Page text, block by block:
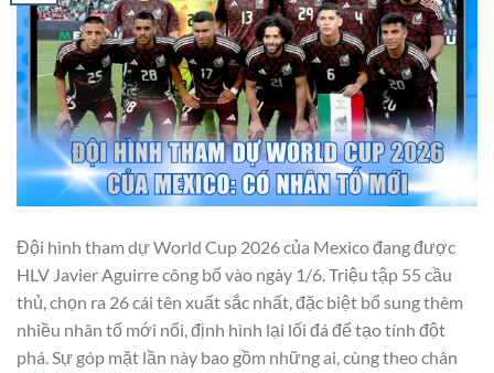
Đội hình tham dự World Cup 2026 của Mexico đang được
HLV Javier Aguirre công bố vào ngày 1/6. Triệu tập 55 cầu
thủ, chọn ra 26 cái tên xuất sắc nhất, đặc biệt bổ sung thêm
nhiều nhân tố mới nổi, định hình lại lối đá để tạo tính đột
phá. Sự góp mặt lần này bao gồm những ai, cùng theo chân